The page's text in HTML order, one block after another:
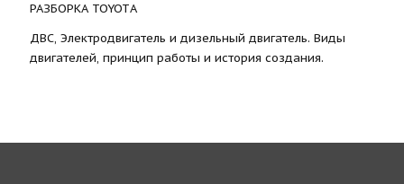
РАЗБОРКА TOYOTА
ДВС, Электродвигатель и дизельный двигатель. Виды
двигателей, принцип работы и история создания.